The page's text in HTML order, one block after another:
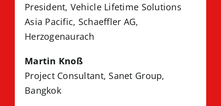
President, Vehicle Lifetime Solutions
Asia Pacific, Schaeffler AG,
Herzogenaurach
Martin Knoß
Project Consultant, Sanet Group,
Bangkok